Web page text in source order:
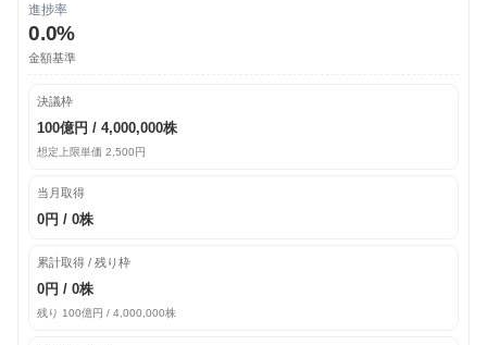
進捗率
0.0%
金額基準
決議枠
100億円 / 4,000,000株
想定上限単価 2,500円
当月取得
0円 / 0株
累計取得 / 残り枠
0円 / 0株
残り 100億円 / 4,000,000株